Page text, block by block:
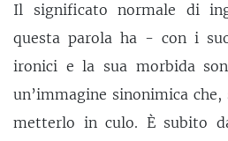
Il significato normale di
questa parola ha - con i
ironici e la sua morbida
un’immagine sinonimica
metterlo in culo. È subito